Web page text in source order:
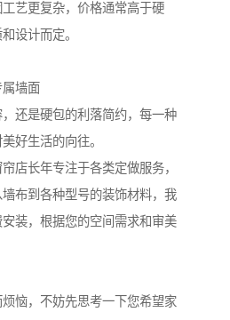
艺更复杂，价格通常高于硬
设计而定。
墙面
还是硬包的利落简约，每一种
好生活的向往。
店长年专注于各类定做服务，
布到各种型号的装饰材料，我
装，根据您的空间需求和审美
恼，不妨先思考一下您希望家